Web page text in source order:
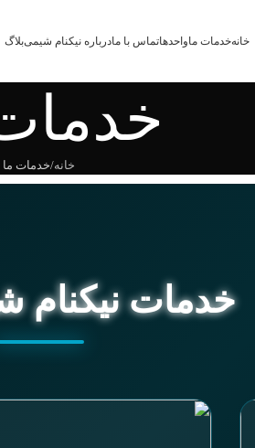
خانهخدمات ماواحدهاتماس با مادرباره نیکنام شیمیبلاگ
خانه خدمات ما
خدمات نیکنام